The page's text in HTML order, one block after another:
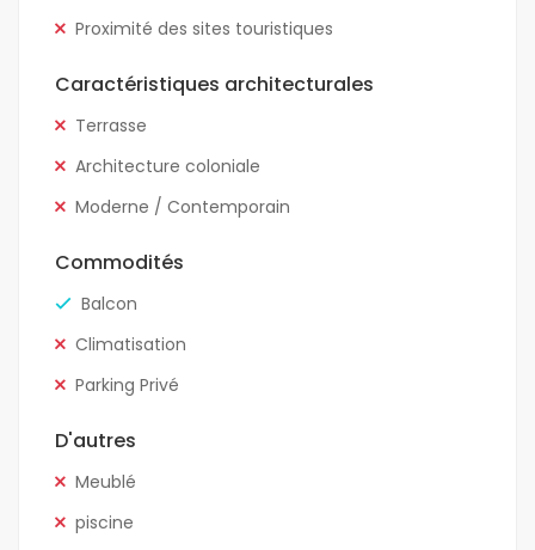
Proximité des sites touristiques
Caractéristiques architecturales
Terrasse
Architecture coloniale
Moderne / Contemporain
Commodités
Balcon
Climatisation
Parking Privé
D'autres
Meublé
piscine